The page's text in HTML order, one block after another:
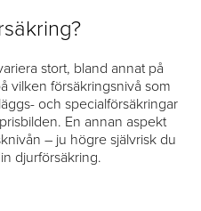
stort, bland annat på
vilken försäkringsnivå som
och specialförsäkringar
En annan aspekt
– ju högre självrisk du
djurförsäkring.